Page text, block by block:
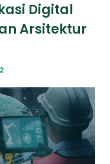
Digital
Arsitektur